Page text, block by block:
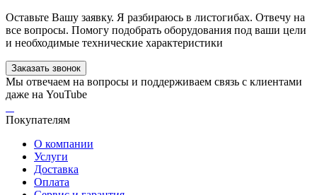
Оставьте Вашу заявку. Я разбираюсь в листогибах. Отвечу на
все вопросы. Помогу подобрать оборудования под ваши цели
и необходимые технические характеристики
Заказать звонок
Мы отвечаем на вопросы и поддерживаем связь с клиентами
даже на YouTube
Покупателям
О компании
Услуги
Доставка
Оплата